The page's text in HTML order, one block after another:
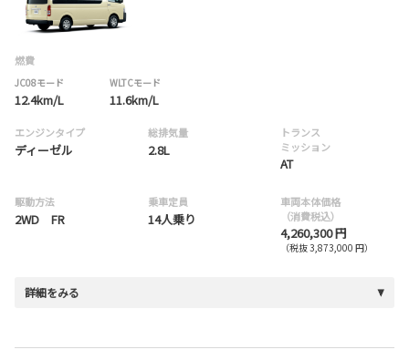
燃費
JC08モード
12.4km/L
WLTCモード
11.6km/L
エンジンタイプ
ディーゼル
総排気量
2.8L
トランス
ミッション
AT
駆動方法
2WD FR
乗車定員
14人乗り
車両本体価格
（消費税込）
4,260,300 円
（税抜 3,873,000 円）
詳細をみる